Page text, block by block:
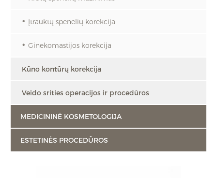
Įtrauktų spenelių korekcija
Ginekomastijos korekcija
Kūno kontūrų korekcija
Veido srities operacijos ir procedūros
MEDICININĖ KOSMETOLOGIJA
ESTETINĖS PROCEDŪROS